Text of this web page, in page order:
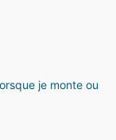
je monte ou